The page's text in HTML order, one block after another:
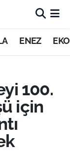
ENEZ
100.
için